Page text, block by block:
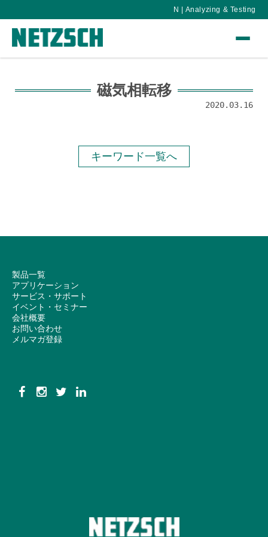
N | Analyzing & Testing
磁気相転移
2020.03.16
キーワード一覧へ
製品一覧
アプリケーション
サービス・サポート
イベント・セミナー
会社概要
お問い合わせ
メルマガ登録